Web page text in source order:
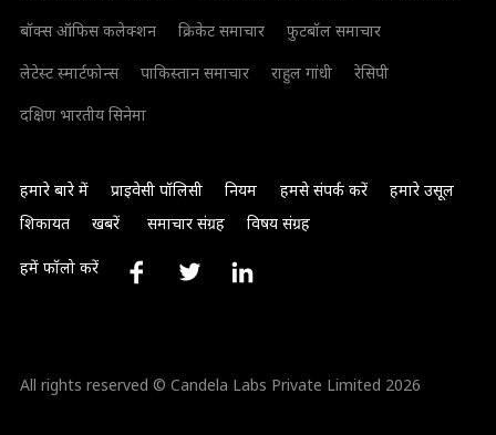
बॉक्स ऑफिस कलेक्शन
क्रिकेट समाचार
फुटबॉल समाचार
लेटेस्ट स्मार्टफोन्स
पाकिस्तान समाचार राहुल गांधी
रेसिपी
दक्षिण भारतीय सिनेमा
हमारे बारे में प्राइवेसी पॉलिसी नियम हमसे संपर्क करें
हमारे उसूल
शिकायत
खबरें समाचार संग्रह विषय संग्रह
हमें फॉलो करें
All rights reserved © Candela Labs Private Limited 2026